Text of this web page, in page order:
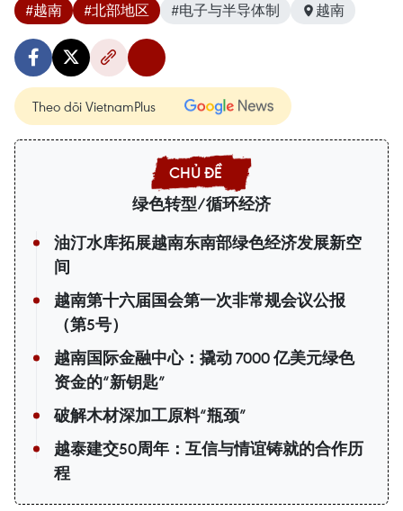
#越南 #北部地区 #电子与半导体制 越南
Theo dõi VietnamPlus
绿色转型/循环经济
油汀水库拓展越南东南部绿色经济发展新空
间
越南第十六届国会第一次非常规会议公报
（第5号）
越南国际金融中心：撬动 7000 亿美元绿色
资金的“新钥匙”
破解木材深加工原料“瓶颈”
越泰建交50周年：互信与情谊铸就的合作历
程